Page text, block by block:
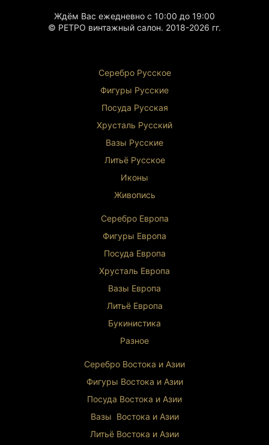
Ждём Вас ежедневно с 10:00 до 19:00
© РЕТРО винтажный салон. 2018-2026 гг.
Серебро Русское
Фигуры Русские
Посуда Русская
Хрусталь Русский
Вазы Русские
Литьё Русское
Иконы
Живопись
Серебро Европа
Фигуры Европа
Посуда Европа
Хрусталь Европа
Вазы Европа
Литьё Европа
Букинистика
Разное
Серебро Востока и Азии
Фигуры Востока и Азии
Посуда Востока и Азии
Вазы Востока и Азии
Литьё Востока и Азии